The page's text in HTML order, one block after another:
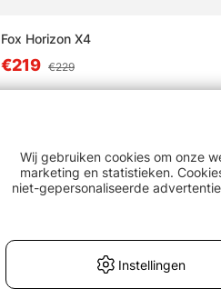
Fox Horizon X4
€219 €229
Wij gebruiken cookies om onze
marketing en statistieken.
niet-gepersonaliseerde
Instellingen